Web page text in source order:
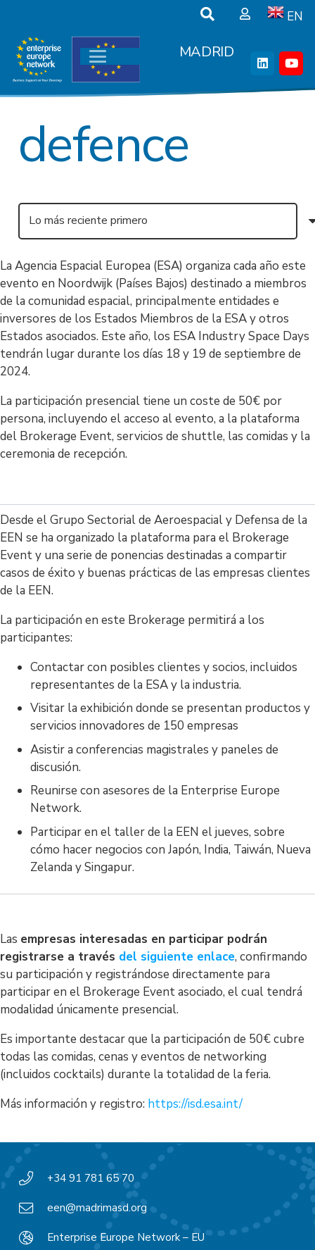
EN
MADRID
defence
La Agencia Espacial Europea (ESA) organiza cada año este
evento en Noordwijk (Países Bajos) destinado a miembros
de la comunidad espacial, principalmente entidades e
inversores de los Estados Miembros de la ESA y otros
Estados asociados. Este año, los ESA Industry Space Days
tendrán lugar durante los días 18 y 19 de septiembre de
2024.
La participación presencial tiene un coste de 50€ por
persona, incluyendo el acceso al evento, a la plataforma
del Brokerage Event, servicios de shuttle, las comidas y la
ceremonia de recepción.
Desde el Grupo Sectorial de Aeroespacial y Defensa de la
EEN se ha organizado la plataforma para el Brokerage
Event y una serie de ponencias destinadas a compartir
casos de éxito y buenas prácticas de las empresas clientes
de la EEN.
La participación en este Brokerage permitirá a los
participantes:
Contactar con posibles clientes y socios, incluidos
representantes de la ESA y la industria.
Visitar la exhibición donde se presentan productos y
servicios innovadores de 150 empresas
Asistir a conferencias magistrales y paneles de
discusión.
Reunirse con asesores de la Enterprise Europe
Network.
Participar en el taller de la EEN el jueves, sobre
cómo hacer negocios con Japón, India, Taiwán, Nueva
Zelanda y Singapur.
Las empresas interesadas en participar podrán
registrarse a través del siguiente enlace, confirmando
su participación y registrándose directamente para
participar en el Brokerage Event asociado, el cual tendrá
modalidad únicamente presencial.
Es importante destacar que la participación de 50€ cubre
todas las comidas, cenas y eventos de networking
(incluidos cocktails) durante la totalidad de la feria.
Más información y registro: https://isd.esa.int/
+34 91 781 65 70
een@madrimasd.org
Enterprise Europe Network – EU